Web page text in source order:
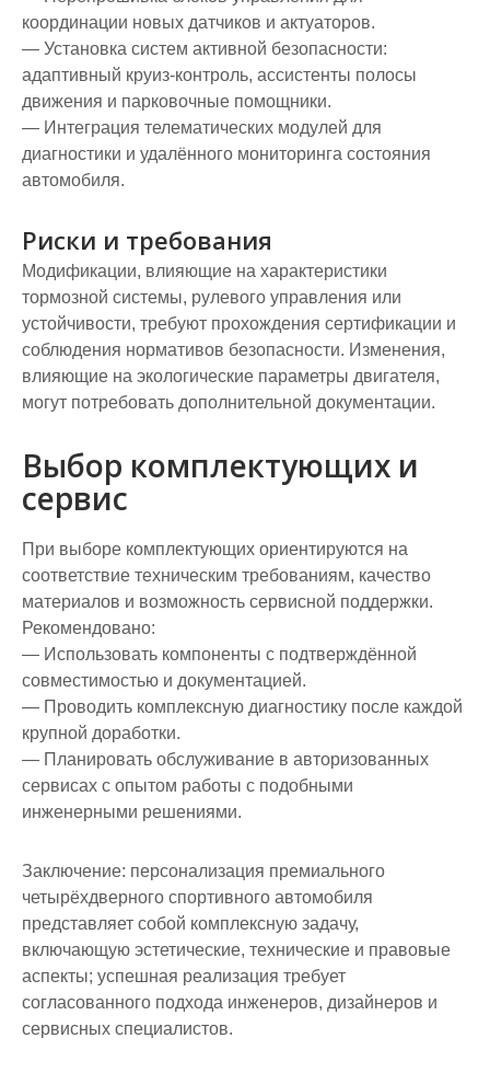
координации новых датчиков и актуаторов.
— Установка систем активной безопасности:
адаптивный круиз-контроль, ассистенты полосы
движения и парковочные помощники.
— Интеграция телематических модулей для
диагностики и удалённого мониторинга состояния
автомобиля.
Риски и требования
Модификации, влияющие на характеристики
тормозной системы, рулевого управления или
устойчивости, требуют прохождения сертификации и
соблюдения нормативов безопасности. Изменения,
влияющие на экологические параметры двигателя,
могут потребовать дополнительной документации.
Выбор комплектующих и
сервис
При выборе комплектующих ориентируются на
соответствие техническим требованиям, качество
материалов и возможность сервисной поддержки.
Рекомендовано:
— Использовать компоненты с подтверждённой
совместимостью и документацией.
— Проводить комплексную диагностику после каждой
крупной доработки.
— Планировать обслуживание в авторизованных
сервисах с опытом работы с подобными
инженерными решениями.
Заключение: персонализация премиального
четырёхдверного спортивного автомобиля
представляет собой комплексную задачу,
включающую эстетические, технические и правовые
аспекты; успешная реализация требует
согласованного подхода инженеров, дизайнеров и
сервисных специалистов.